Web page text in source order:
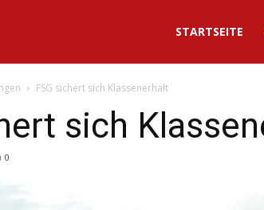
STARTSEITE
FSG sichert sich Klassenerhalt
sich
0